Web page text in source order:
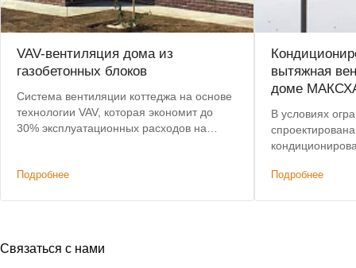
VAV-вентиляция дома из
газобетонных блоков
Система вентиляции коттеджа на основе
технологии VAV, которая экономит до
30% эксплуатационных расходов на
Подробнее
вытяжная
доме
В условиях
Подробнее
Связаться с нами